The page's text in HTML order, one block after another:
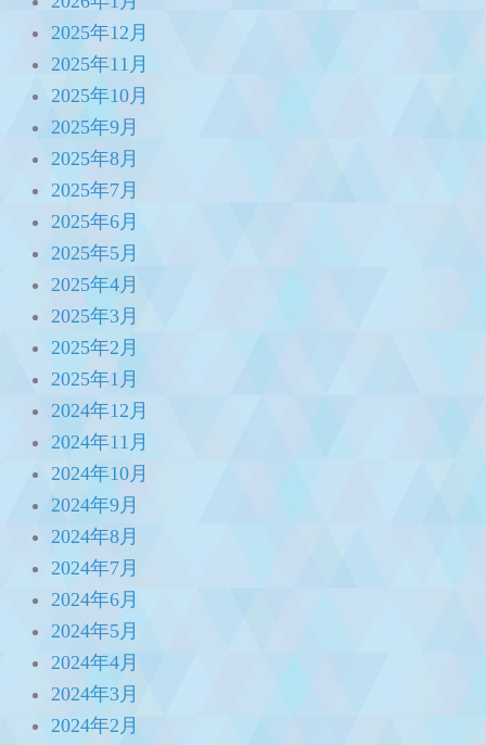
2025年12月
2025年11月
2025年10月
2025年9月
2025年8月
2025年7月
2025年6月
2025年5月
2025年4月
2025年3月
2025年2月
2025年1月
2024年12月
2024年11月
2024年10月
2024年9月
2024年8月
2024年7月
2024年6月
2024年5月
2024年4月
2024年3月
2024年2月